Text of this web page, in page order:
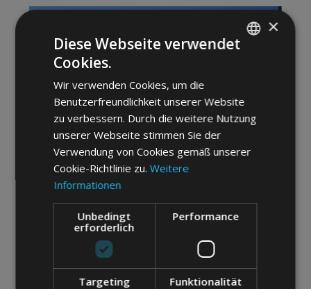
×
Diese Webseite verwendet
Cookies.
Wir verwenden Cookies, um die
Benutzerfreundlichkeit unserer Website
zu verbessern. Durch die weitere Nutzung
unserer Webseite stimmen Sie der
Verwendung von Cookies gemäß unserer
Cookie-Richtlinie zu. Weitere
Informationen
Unbedingt
erforderlich
Performance
Targeting Funktionalität